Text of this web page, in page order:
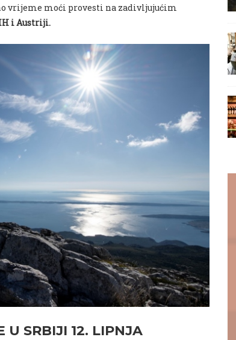
vrijeme moći provesti na zadivljujućim
i Austriji.
U SRBIJI 12. LIPNJA